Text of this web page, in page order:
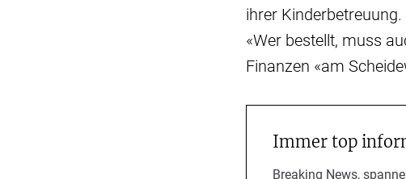
ihrer
«Wer bestellt, muss
Finanzen «am
Immer top
Breaking News,